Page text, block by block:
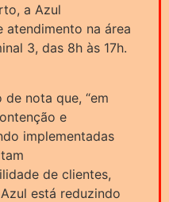
a Azul
na área
3, das 8h às 17h.
nota que, “em
e
implementadas
de clientes,
está reduzindo